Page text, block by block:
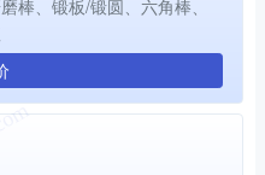
棒、锻板/锻圆、六角棒、